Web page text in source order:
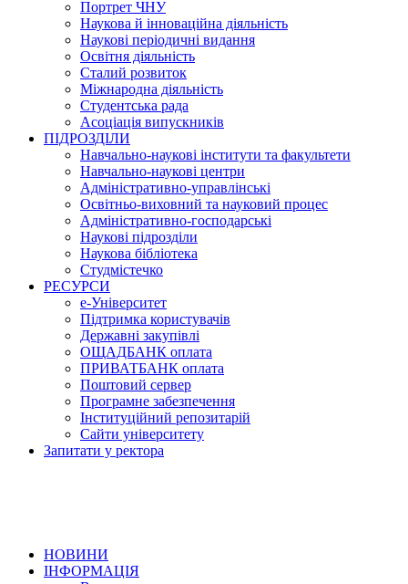
Портрет ЧНУ
Наукова й інноваційна діяльність
Наукові періодичні видання
Освітня діяльність
Сталий розвиток
Міжнародна діяльність
Студентська рада
Асоціація випускників
ПІДРОЗДІЛИ
Навчально-наукові інститути та факультети
Навчально-наукові центри
Адміністративно-управлінські
Освітньо-виховний та науковий процес
Адміністративно-господарські
Наукові підрозділи
Наукова бібліотека
Студмістечко
РЕСУРСИ
е-Університет
Підтримка користувачів
Державні закупівлі
ОЩАДБАНК оплата
ПРИВАТБАНК оплата
Поштовий сервер
Програмне забезпечення
Інституційний репозитарій
Сайти університету
Запитати у ректора
НОВИНИ
ІНФОРМАЦІЯ